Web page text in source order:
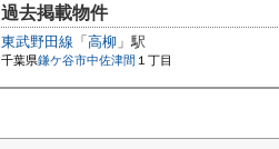
過去掲載物件
東武野田線 「 高柳 」駅
千葉県鎌ケ谷市中佐津間 １丁目